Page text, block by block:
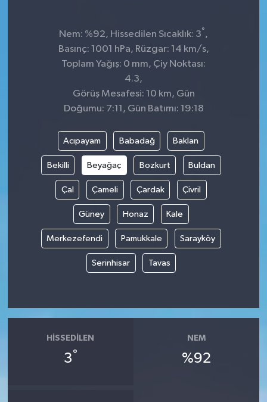
Nem: %92, Hissedilen Sıcaklık: 3° ,
Basınç: 1001 hPa, Rüzgar: 14 km/s,
Toplam Yağış: 0 mm, Çiy Noktası:
4.3,
Görüş Mesafesi: 10 km, Gün
Doğumu: 7:11, Gün Batımı: 19:18
Acıpayam Babadağ Baklan
Bekilli Beyağaç Bozkurt Buldan
Çal Çameli Çardak Çivril
Güney Honaz Kale
Merkezefendi Pamukkale Sarayköy
Serinhisar Tavas
HISSEDILEN
3°
NEM
%92